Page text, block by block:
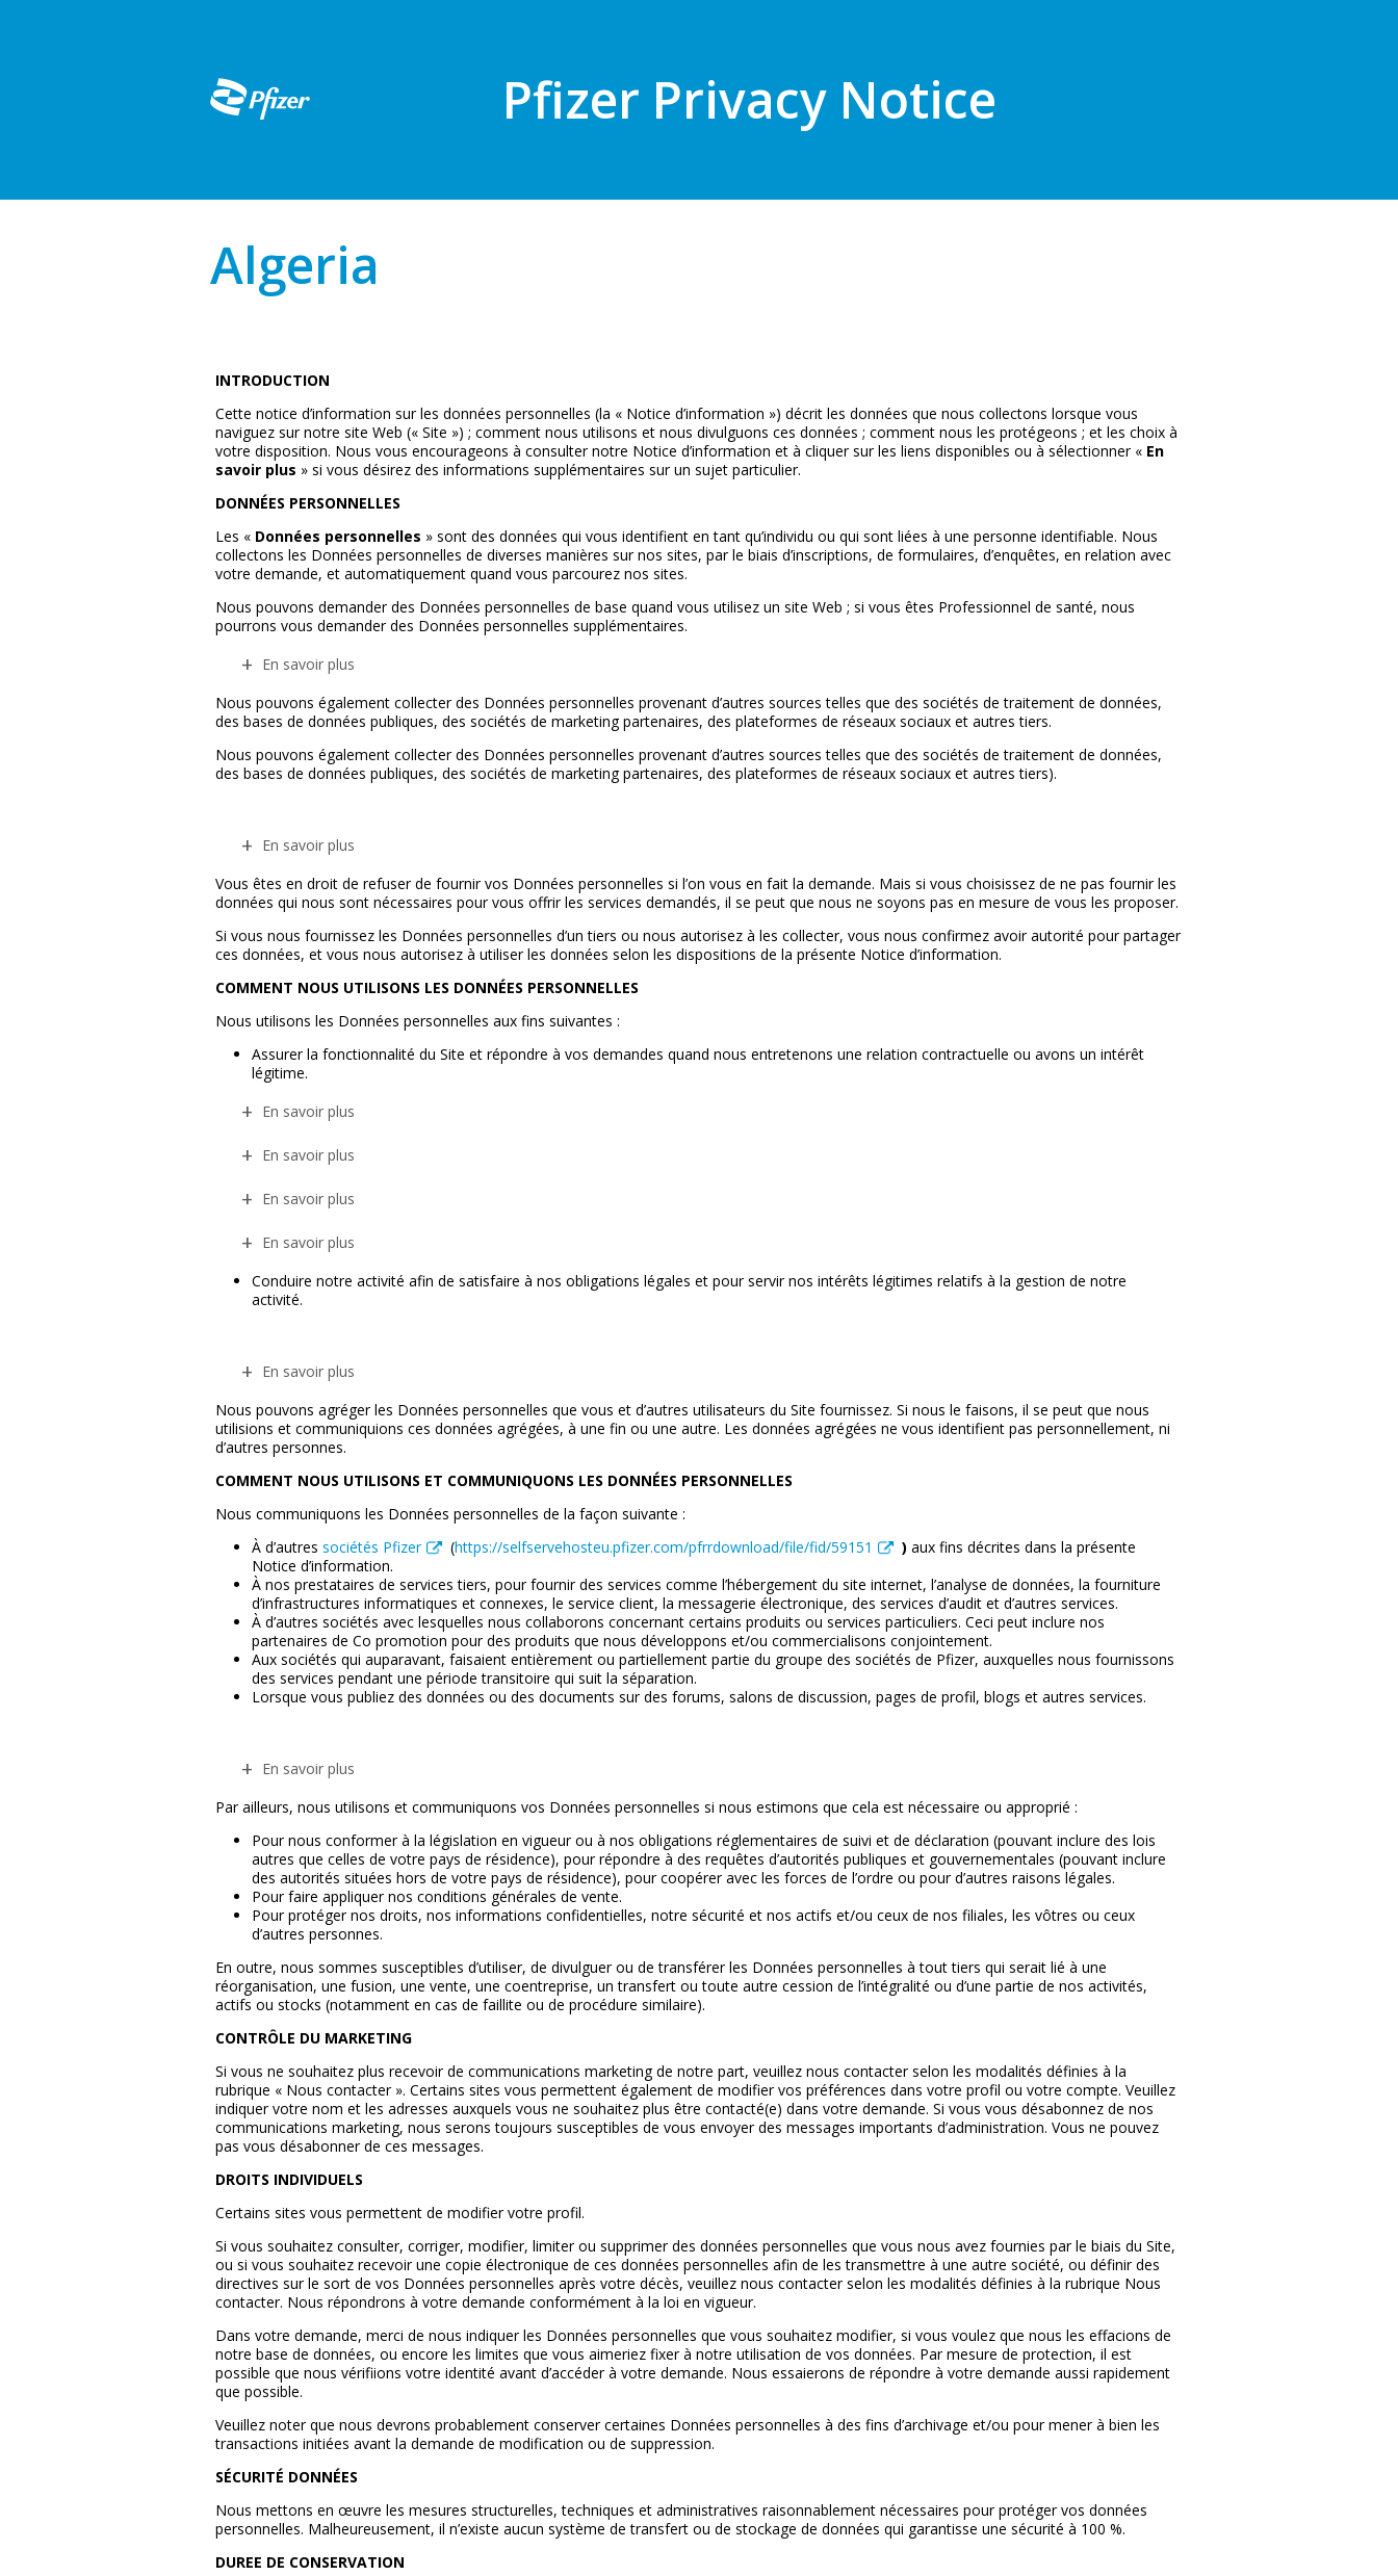
Pfizer Privacy Notice
Algeria
INTRODUCTION
Cette notice d’information sur les données personnelles (la « Notice d’information ») décrit les données que nous collectons lorsque vous
naviguez sur notre site Web (« Site ») ; comment nous utilisons et nous divulguons ces données ; comment nous les protégeons ; et les choix à
votre disposition. Nous vous encourageons à consulter notre Notice d’information et à cliquer sur les liens disponibles ou à sélectionner « En
savoir plus » si vous désirez des informations supplémentaires sur un sujet particulier.
DONNÉES PERSONNELLES
Les « Données personnelles » sont des données qui vous identifient en tant qu’individu ou qui sont liées à une personne identifiable. Nous
collectons les Données personnelles de diverses manières sur nos sites, par le biais d’inscriptions, de formulaires, d’enquêtes, en relation avec
votre demande, et automatiquement quand vous parcourez nos sites.
Nous pouvons demander des Données personnelles de base quand vous utilisez un site Web ; si vous êtes Professionnel de santé, nous
pourrons vous demander des Données personnelles supplémentaires.
En savoir plus
Nous pouvons également collecter des Données personnelles provenant d’autres sources telles que des sociétés de traitement de données,
des bases de données publiques, des sociétés de marketing partenaires, des plateformes de réseaux sociaux et autres tiers.
Nous pouvons également collecter des Données personnelles provenant d’autres sources telles que des sociétés de traitement de données,
des bases de données publiques, des sociétés de marketing partenaires, des plateformes de réseaux sociaux et autres tiers).
En savoir plus
Vous êtes en droit de refuser de fournir vos Données personnelles si l’on vous en fait la demande. Mais si vous choisissez de ne pas fournir les
données qui nous sont nécessaires pour vous offrir les services demandés, il se peut que nous ne soyons pas en mesure de vous les proposer.
Si vous nous fournissez les Données personnelles d’un tiers ou nous autorisez à les collecter, vous nous confirmez avoir autorité pour partager
ces données, et vous nous autorisez à utiliser les données selon les dispositions de la présente Notice d’information.
COMMENT NOUS UTILISONS LES DONNÉES PERSONNELLES
Nous utilisons les Données personnelles aux fins suivantes :
Assurer la fonctionnalité du Site et répondre à vos demandes quand nous entretenons une relation contractuelle ou avons un intérêt
légitime.
En savoir plus
En savoir plus
En savoir plus
En savoir plus
Conduire notre activité afin de satisfaire à nos obligations légales et pour servir nos intérêts légitimes relatifs à la gestion de notre
activité.
En savoir plus
Nous pouvons agréger les Données personnelles que vous et d’autres utilisateurs du Site fournissez. Si nous le faisons, il se peut que nous
utilisions et communiquions ces données agrégées, à une fin ou une autre. Les données agrégées ne vous identifient pas personnellement, ni
d’autres personnes.
COMMENT NOUS UTILISONS ET COMMUNIQUONS LES DONNÉES PERSONNELLES
Nous communiquons les Données personnelles de la façon suivante :
À d’autres sociétés Pfizer (https://selfservehosteu.pfizer.com/pfrrdownload/file/fid/59151 ) aux fins décrites dans la présente
Notice d’information.
À nos prestataires de services tiers, pour fournir des services comme l’hébergement du site internet, l’analyse de données, la fourniture
d’infrastructures informatiques et connexes, le service client, la messagerie électronique, des services d’audit et d’autres services.
À d’autres sociétés avec lesquelles nous collaborons concernant certains produits ou services particuliers. Ceci peut inclure nos
partenaires de Co promotion pour des produits que nous développons et/ou commercialisons conjointement.
Aux sociétés qui auparavant, faisaient entièrement ou partiellement partie du groupe des sociétés de Pfizer, auxquelles nous fournissons
des services pendant une période transitoire qui suit la séparation.
Lorsque vous publiez des données ou des documents sur des forums, salons de discussion, pages de profil, blogs et autres services.
En savoir plus
Par ailleurs, nous utilisons et communiquons vos Données personnelles si nous estimons que cela est nécessaire ou approprié :
Pour nous conformer à la législation en vigueur ou à nos obligations réglementaires de suivi et de déclaration (pouvant inclure des lois
autres que celles de votre pays de résidence), pour répondre à des requêtes d’autorités publiques et gouvernementales (pouvant inclure
des autorités situées hors de votre pays de résidence), pour coopérer avec les forces de l’ordre ou pour d’autres raisons légales.
Pour faire appliquer nos conditions générales de vente.
Pour protéger nos droits, nos informations confidentielles, notre sécurité et nos actifs et/ou ceux de nos filiales, les vôtres ou ceux
d’autres personnes.
En outre, nous sommes susceptibles d’utiliser, de divulguer ou de transférer les Données personnelles à tout tiers qui serait lié à une
réorganisation, une fusion, une vente, une coentreprise, un transfert ou toute autre cession de l’intégralité ou d’une partie de nos activités,
actifs ou stocks (notamment en cas de faillite ou de procédure similaire).
CONTRÔLE DU MARKETING
Si vous ne souhaitez plus recevoir de communications marketing de notre part, veuillez nous contacter selon les modalités définies à la
rubrique « Nous contacter ». Certains sites vous permettent également de modifier vos préférences dans votre profil ou votre compte. Veuillez
indiquer votre nom et les adresses auxquels vous ne souhaitez plus être contacté(e) dans votre demande. Si vous vous désabonnez de nos
communications marketing, nous serons toujours susceptibles de vous envoyer des messages importants d’administration. Vous ne pouvez
pas vous désabonner de ces messages.
DROITS INDIVIDUELS
Certains sites vous permettent de modifier votre profil.
Si vous souhaitez consulter, corriger, modifier, limiter ou supprimer des données personnelles que vous nous avez fournies par le biais du Site,
ou si vous souhaitez recevoir une copie électronique de ces données personnelles afin de les transmettre à une autre société, ou définir des
directives sur le sort de vos Données personnelles après votre décès, veuillez nous contacter selon les modalités définies à la rubrique Nous
contacter. Nous répondrons à votre demande conformément à la loi en vigueur.
Dans votre demande, merci de nous indiquer les Données personnelles que vous souhaitez modifier, si vous voulez que nous les effacions de
notre base de données, ou encore les limites que vous aimeriez fixer à notre utilisation de vos données. Par mesure de protection, il est
possible que nous vérifiions votre identité avant d’accéder à votre demande. Nous essaierons de répondre à votre demande aussi rapidement
que possible.
Veuillez noter que nous devrons probablement conserver certaines Données personnelles à des fins d’archivage et/ou pour mener à bien les
transactions initiées avant la demande de modification ou de suppression.
SÉCURITÉ DONNÉES
Nous mettons en œuvre les mesures structurelles, techniques et administratives raisonnablement nécessaires pour protéger vos données
personnelles. Malheureusement, il n’existe aucun système de transfert ou de stockage de données qui garantisse une sécurité à 100 %.
DUREE DE CONSERVATION